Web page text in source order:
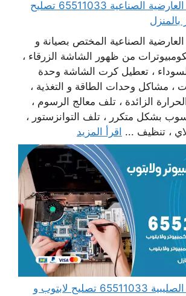
مهندس كمبيوتر العارضية الصناعية 65511033 تصليح
بالمنزل
الصناعية المختص بصيانة و
من ظهور الشاشة الزرقاء ،
، تعطيل كرت الشاشة وحدة
، مشاكل وحدات الطاقة و التغذية ،
الزائدة ، تلف معالج الرسوم ،
بشكل متكرر ، تلف التوانزستور ،
، تنظيف ... اقرأ المزيد
مهندس كمبيوتر الصليبية 65511033 تصليح لابتوب و